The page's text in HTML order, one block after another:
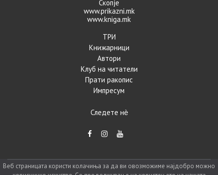
Веб страницата користи колачиња за да ви овозможиме најдобро можно
Скопје
www.prikazni.mk
www.kniga.mk
ТРИ
Книжарници
Автори
Клуб на читатели
Прати ракопис
Импресум
Следете нѐ